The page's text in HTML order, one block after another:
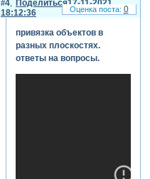
игорь кокарев
проблема
понятна. я
сделал
модификацию
Поделиться
4
17-11-2021
18:12:36
привязка объектов в
разных плоскостях.
ответы на вопросы.
0